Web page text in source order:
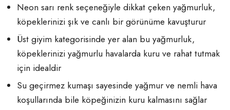
Neon sarı renk seçeneğiyle dikkat çeken yağmurluk,
köpeklerinizi şık ve canlı bir görünüme kavuşturur
Üst giyim kategorisinde yer alan bu yağmurluk,
köpeklerinizi yağmurlu havalarda kuru ve rahat tutmak
için idealdir
Su geçirmez kumaşı sayesinde yağmur ve nemli hava
koşullarında bile köpeğinizin kuru kalmasını sağlar